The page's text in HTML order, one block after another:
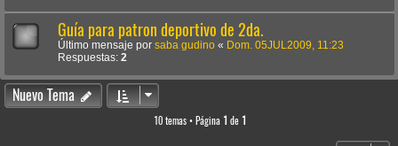
Guía para patron deportivo de 2da.
Último mensaje por saba gudino « Dom. 05JUL2009, 11:23
Respuestas: 2
Nuevo Tema
10 temas • Página 1 de 1